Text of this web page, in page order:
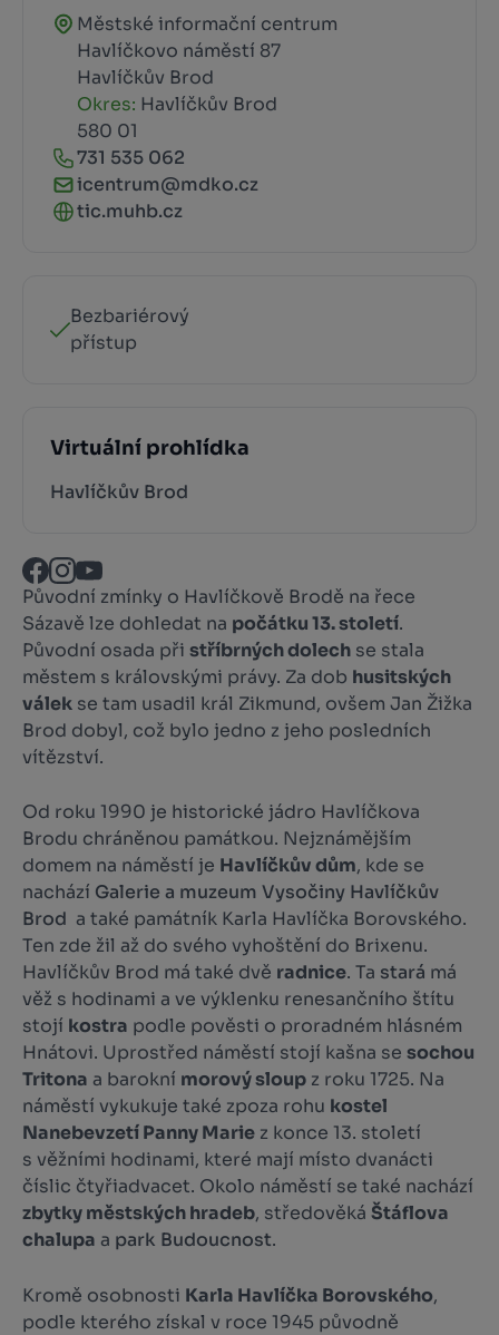
Městské informační centrum
Havlíčkovo náměstí 87
Havlíčkův Brod
Okres: Havlíčkův Brod
580 01
731 535 062
icentrum@mdko.cz
tic.muhb.cz
Bezbariérový
přístup
Virtuální prohlídka
Havlíčkův Brod
Původní zmínky o Havlíčkově Brodě na řece
Sázavě lze dohledat na počátku 13. století.
Původní osada při stříbrných dolech se stala
městem s královskými právy. Za dob husitských
válek se tam usadil král Zikmund, ovšem Jan Žižka
Brod dobyl, což bylo jedno z jeho posledních
vítězství.
Od roku 1990 je historické jádro Havlíčkova
Brodu chráněnou památkou. Nejznámějším
domem na náměstí je Havlíčkův dům, kde se
nachází Galerie a muzeum Vysočiny Havlíčkův
Brod a také památník Karla Havlíčka Borovského.
Ten zde žil až do svého vyhoštění do Brixenu.
Havlíčkův Brod má také dvě radnice. Ta stará má
věž s hodinami a ve výklenku renesančního štítu
stojí kostra podle pověsti o proradném hlásném
Hnátovi. Uprostřed náměstí stojí kašna se sochou
Tritona a barokní morový sloup z roku 1725. Na
náměstí vykukuje také zpoza rohu kostel
Nanebevzetí Panny Marie z konce 13. století
s věžními hodinami, které mají místo dvanácti
číslic čtyřiadvacet. Okolo náměstí se také nachází
zbytky městských hradeb, středověká Štáflova
chalupa a park Budoucnost.
Kromě osobnosti Karla Havlíčka Borovského,
podle kterého získal v roce 1945 původně